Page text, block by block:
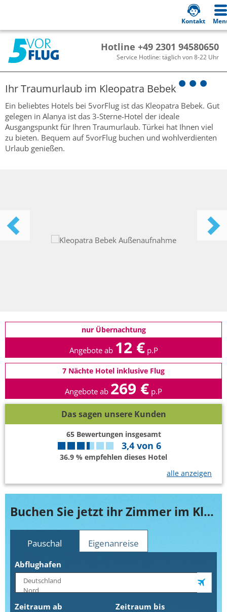
Hotline +49 2301 94580650
Service Hotline: täglich von 8-22 Uhr
Kontakt
Ihr Traumurlaub im Kleopatra Bebek
Ein beliebtes Hotels bei 5vorFlug ist das Kleopatra Bebek. Gut
gelegen in Alanya ist das 3-Sterne-Hotel der ideale
Ausgangspunkt für Ihren Traumurlaub. Türkei hat Ihnen viel
zu bieten. Bequem auf 5vorFlug buchen und wohlverdienten
Urlaub genießen.
nur Übernachtung
Angebote ab 12 € p.P
7 Nächte Hotel inklusive Flug
Angebote ab 269 € p.P
Das sagen unsere Kunden
65Bewertungen insgesamt
3,4 von 6
36.9 % empfehlen dieses Hotel
alle anzeigen
Buchen Sie jetzt ihr Zimmer im Kleopatra Bebek
Pauschal Eigenanreise
Abflughafen
Zeitraum ab Zeitraum bis